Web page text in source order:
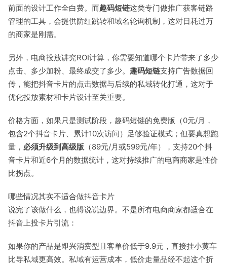
前面的设计工作全白费。而趣码短链这类专门做推广获客链路
管理的工具，会提供防红跳转和域名轮询机制，这对日耗过万
的商家是刚需。
另外，电商投放讲究ROI计算，你需要知道哪个卡片带来了多少
点击、多少加粉、最终成交了多少。 趣码短链支持广告数据回
传，能把抖音卡片的点击数据与后续的私域转化打通，这对于
优化投放素材和卡片设计至关重要。
价格方面，如果只是测试阶段，趣码短链的免费版（0元/月，
包含2个抖音卡片、累计10次访问）足够验证模式；但要真想跑
量， 必须升级到高级版 （89元/月或599元/年），支持20个抖
音卡片和近6个月的数据统计，这对持续推广的电商商家是性价
比拐点。
哪些情况其实不适合做抖音卡片
说完了该做什么，也得说说边界。不是所有电商商家都适合在
抖音上投卡片引流：
如果你的产品是即兴消费型且客单价低于9.9元，直接挂小黄车
比导私域更高效。私域有运营成本，低价走量品经不起这个折